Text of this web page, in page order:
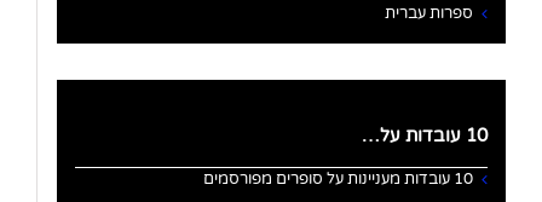
ספרות עברית
10 עובדות על…
10 עובדות מעניינות על סופרים מפורסמים